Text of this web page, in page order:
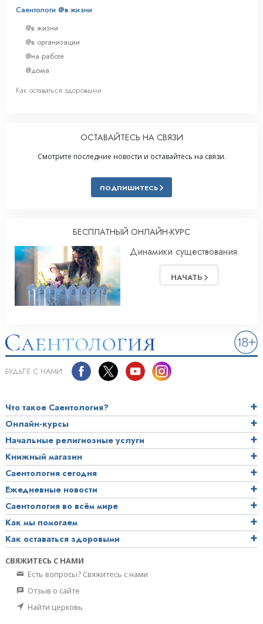
Саентологи @в жизни
@в жизни
@в организации
@на работе
@дома
Как оставаться здоровыми
ОСТАВАЙТЕСЬ НА СВЯЗИ
Смотрите последние новости и оставайтесь на связи.
ПОДПИШИТЕСЬ
БЕСПЛАТНЫЙ ОНЛАЙН-КУРС
Динамики существования
НАЧАТЬ
БУДЬТЕ С НАМИ
Что такое Саентология?
Онлайн-курсы
Начальные религиозные услуги
Книжный магазин
Саентология сегодня
Ежедневные новости
Саентология во всём мире
Как мы помогаем
Как оставаться здоровыми
СВЯЖИТЕСЬ С НАМИ
Есть вопросы? Свяжитесь с нами
Отзыв о сайте
Найти церковь